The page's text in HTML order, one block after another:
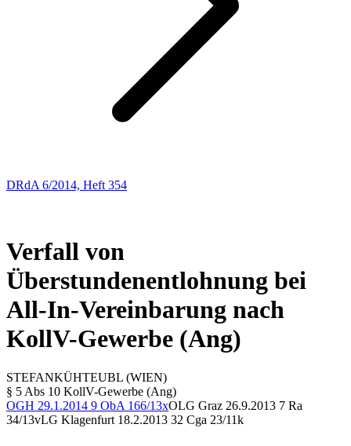
DRdA 6/2014, Heft 354
Verfall von
Überstundenentlohnung bei
All-In-Vereinbarung nach
KollV-Gewerbe (Ang)
STEFANKÜHTEUBL (WIEN)
§ 5 Abs 10 KollV-Gewerbe (Ang)
OGH 29.1.2014 9 ObA 166/13xOLG Graz 26.9.2013 7 Ra
34/13vLG Klagenfurt 18.2.2013 32 Cga 23/11k